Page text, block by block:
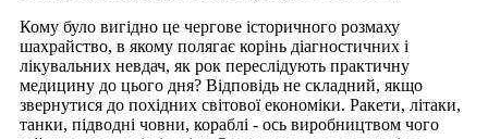
Кому було вигідно це чергове історичного розмаху
шахрайство, в якому полягає корінь діагностичних і
лікувальних невдач, як рок переслідують практичну
медицину до цього дня? Відповідь не складний, якщо
звернутися до похідних світової економіки. Ракети, літаки,
танки, підводні човни, кораблі - ось виробництвом чого